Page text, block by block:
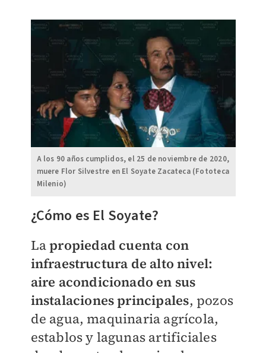
A los 90 años cumplidos, el 25 de noviembre de 2020,
muere Flor Silvestre en El Soyate Zacateca (Fototeca
Milenio)
¿Cómo es El Soyate?
Lapropiedad cuenta con
infraestructura de alto nivel:
aire acondicionado en sus
instalaciones principales, pozos
de agua, maquinaria agrícola,
establos y lagunas artificiales